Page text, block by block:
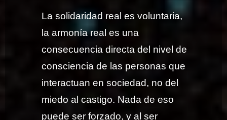
La solidaridad real es voluntaria,
la armonía real es una
consecuencia directa del nivel de
consciencia de las personas que
interactuan en sociedad, no del
miedo al castigo. Nada de eso
puede ser forzado, y al ser